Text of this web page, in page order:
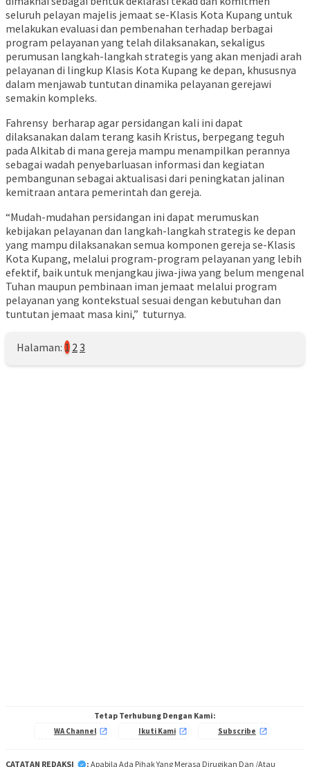
seluruh pelayan majelis jemaat se-Klasis Kota Kupang untuk
melakukan evaluasi dan pembenahan terhadap berbagai
program pelayanan yang telah dilaksanakan, sekaligus
perumusan langkah-langkah strategis yang akan menjadi arah
pelayanan di lingkup Klasis Kota Kupang ke depan, khususnya
dalam menjawab tuntutan dinamika pelayanan gerejawi
semakin kompleks.
Fahrensy berharap agar persidangan kali ini dapat
dilaksanakan dalam terang kasih Kristus, berpegang teguh
pada Alkitab di mana gereja mampu menampilkan perannya
sebagai wadah penyebarluasan informasi dan kegiatan
pembangunan sebagai aktualisasi dari peningkatan jalinan
kemitraan antara pemerintah dan gereja.
“Mudah-mudahan persidangan ini dapat merumuskan
kebijakan pelayanan dan langkah-langkah strategis ke depan
yang mampu dilaksanakan semua komponen gereja se-Klasis
Kota Kupang, melalui program-program pelayanan yang lebih
efektif, baik untuk menjangkau jiwa-jiwa yang belum mengenal
Tuhan maupun pembinaan iman jemaat melalui program
pelayanan yang kontekstual sesuai dengan kebutuhan dan
tuntutan jemaat masa kini,” tuturnya.
Halaman: 1 23
Tetap Terhubung Dengan Kami:
WA Channel Ikuti Kami Subscribe
CATATAN REDAKSI : Apabila Ada Pihak Yang Merasa Dirugikan Dan /Atau